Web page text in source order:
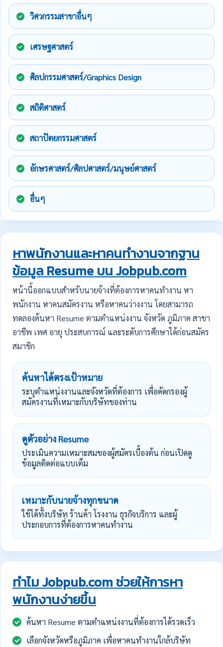
วิศวกรรมสาขาอื่นๆ
เศรษฐศาสตร์
ศิลปกรรมศาสตร์/Graphics Design
สถิติศาสตร์
สถาปัตยกรรมศาสตร์
อักษรศาสตร์/ศิลปศาสตร์/มนุษย์ศาสตร์
อื่นๆ
หาพนักงานและหาคนทำงานจากฐาน
ข้อมูล Resume บน Jobpub.com
หน้านี้ออกแบบสำหรับนายจ้างที่ต้องการหาคนทำงาน หา
พนักงาน หาคนสมัครงาน หรือหาคนว่างงาน โดยสามารถ
ทดลองค้นหา Resume ตามตำแหน่งงาน จังหวัด ภูมิภาค สาขา
อาชีพ เพศ อายุ ประสบการณ์ และระดับการศึกษาได้ก่อนสมัคร
สมาชิก
ค้นหาได้ตรงเป้าหมาย
ระบุตำแหน่งงานและจังหวัดที่ต้องการ เพื่อคัดกรองผู้
สมัครงานที่เหมาะกับบริษัทของท่าน
ดูตัวอย่าง Resume
ประเมินความเหมาะสมของผู้สมัครเบื้องต้น ก่อนเปิดดู
ข้อมูลติดต่อแบบเต็ม
เหมาะกับนายจ้างทุกขนาด
ใช้ได้ทั้งบริษัท ร้านค้า โรงงาน ธุรกิจบริการ และผู้
ประกอบการที่ต้องการหาคนทำงาน
ทำไม Jobpub.com ช่วยให้การหา
พนักงานง่ายขึ้น
ค้นหา Resume ตามตำแหน่งงานที่ต้องการได้รวดเร็ว
เลือกจังหวัดหรือภูมิภาค เพื่อหาคนทำงานใกล้บริษัท